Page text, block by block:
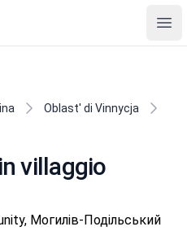
Oblast' di Vinnycja
villaggio
Могилів-Подільський